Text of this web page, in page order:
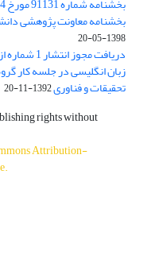
بخشنامه معاونت پژوهشی دانشگاه به شماره
1398-05-20
دریافت
تحقیقات و فناوری1392-11-20
rights without
Attribution-
.